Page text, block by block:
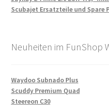
Scubajet Ersatzteile und Spare
Neuheiten im FunShop
Waydoo Subnado Plus
Scuddy Premium Quad
Steereon C30